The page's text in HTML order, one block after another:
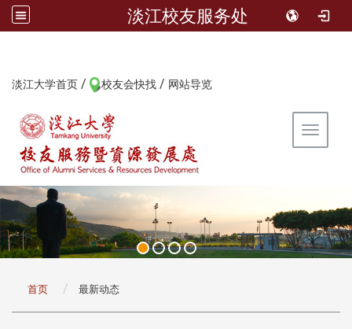
淡江校友服务处
淡江大学首页 / 校友会快找 / 网站导览
Toggle
首页 最新动态